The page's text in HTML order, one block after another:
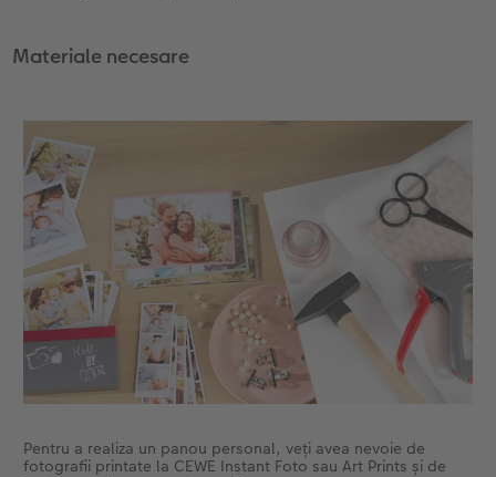
Accesorii
Fotografii retro XXL
Accesorii
Materiale necesare
Pentru a realiza un panou personal, veți avea nevoie de
fotografii printate la CEWE Instant Foto sau Art Prints și de